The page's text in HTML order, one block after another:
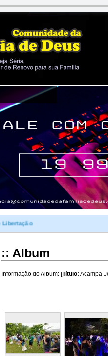
:: Album
Informação do Album: [Título: Acampa